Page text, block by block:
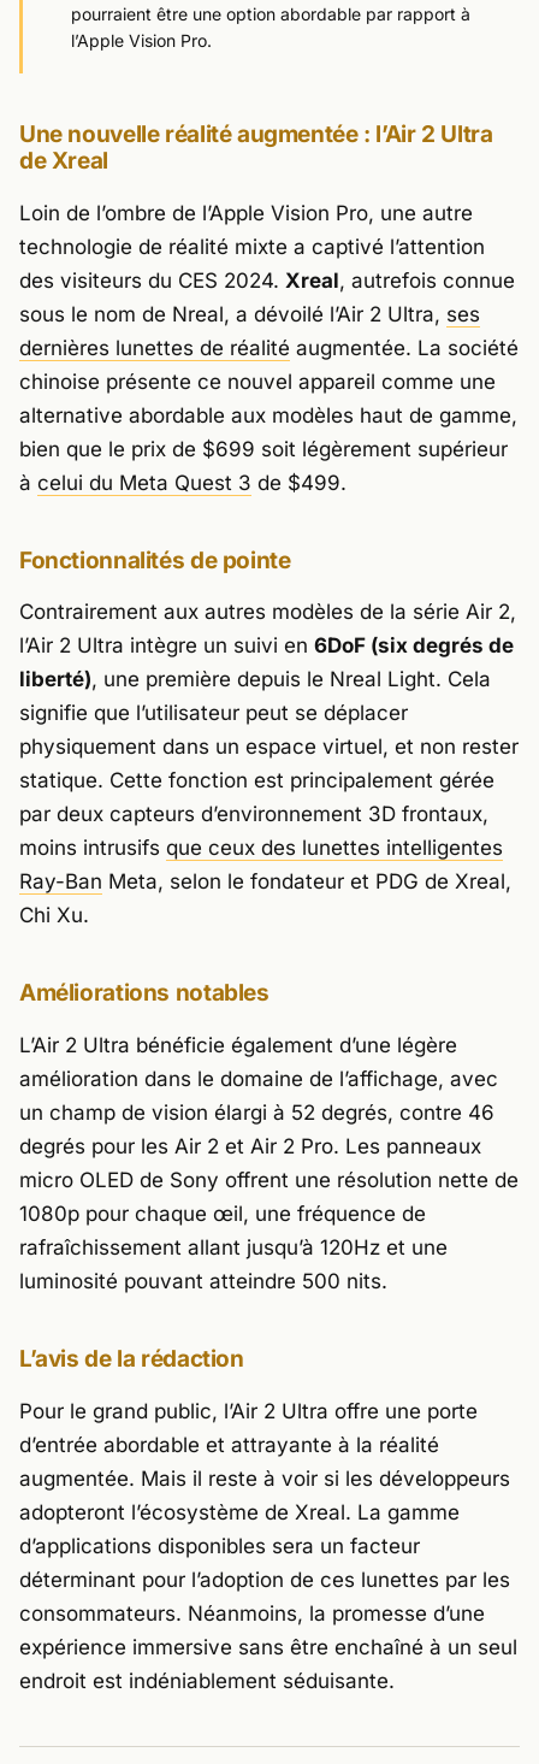
pourraient être une option abordable par rapport à
l’Apple Vision Pro.
Une nouvelle réalité augmentée : l’Air 2 Ultra
de Xreal
Loin de l’ombre de l’Apple Vision Pro, une autre
technologie de réalité mixte a captivé l’attention
des visiteurs du CES 2024. Xreal, autrefois connue
sous le nom de Nreal, a dévoilé l’Air 2 Ultra, ses
dernières lunettes de réalité augmentée. La société
chinoise présente ce nouvel appareil comme une
alternative abordable aux modèles haut de gamme,
bien que le prix de $699 soit légèrement supérieur
à celui du Meta Quest 3 de $499.
Fonctionnalités de pointe
Contrairement aux autres modèles de la série Air 2,
l’Air 2 Ultra intègre un suivi en 6DoF (six degrés de
liberté), une première depuis le Nreal Light. Cela
signifie que l’utilisateur peut se déplacer
physiquement dans un espace virtuel, et non rester
statique. Cette fonction est principalement gérée
par deux capteurs d’environnement 3D frontaux,
moins intrusifs que ceux des lunettes intelligentes
Ray-Ban Meta, selon le fondateur et PDG de Xreal,
Chi Xu.
Améliorations notables
L’Air 2 Ultra bénéficie également d’une légère
amélioration dans le domaine de l’affichage, avec
un champ de vision élargi à 52 degrés, contre 46
degrés pour les Air 2 et Air 2 Pro. Les panneaux
micro OLED de Sony offrent une résolution nette de
1080p pour chaque œil, une fréquence de
rafraîchissement allant jusqu’à 120Hz et une
luminosité pouvant atteindre 500 nits.
L’avis de la rédaction
Pour le grand public, l’Air 2 Ultra offre une porte
d’entrée abordable et attrayante à la réalité
augmentée. Mais il reste à voir si les développeurs
adopteront l’écosystème de Xreal. La gamme
d’applications disponibles sera un facteur
déterminant pour l’adoption de ces lunettes par les
consommateurs. Néanmoins, la promesse d’une
expérience immersive sans être enchaîné à un seul
endroit est indéniablement séduisante.